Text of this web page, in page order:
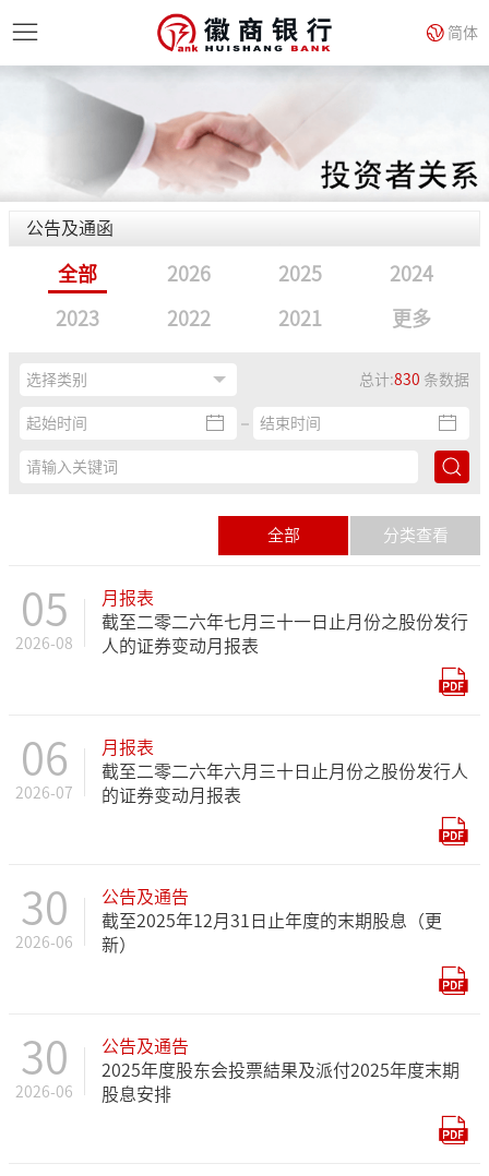
简体
公告及通函
全部 2026 2025 2024
2023 2022 2021 更多
总计:830 条数据
全部 分类查看
05
2026-08
月报表
截至二零二六年七月三十一日止月份之股份发行
人的证券变动月报表
06
2026-07
月报表
截至二零二六年六月三十日止月份之股份发行人
的证券变动月报表
30
2026-06
公告及通告
截至2025年12月31日止年度的末期股息（更
新）
30
2026-06
公告及通告
2025年度股东会投票結果及派付2025年度末期
股息安排